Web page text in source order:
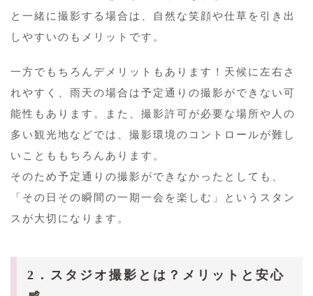
と一緒に撮影する場合は、自然な笑顔や仕草を引き出
しやすいのもメリットです。
一方でもちろんデメリットもあります！天候に左右さ
れやすく、雨天の場合は予定通りの撮影ができない可
能性もあります。また、撮影許可が必要な場所や人の
多い観光地などでは、撮影環境のコントロールが難し
いことももちろんあります。
そのため予定通りの撮影ができなかったとしても、
「その日その瞬間の一期一会を楽しむ」というスタン
スが大切になります。
2．スタジオ撮影とは？メリットと安心